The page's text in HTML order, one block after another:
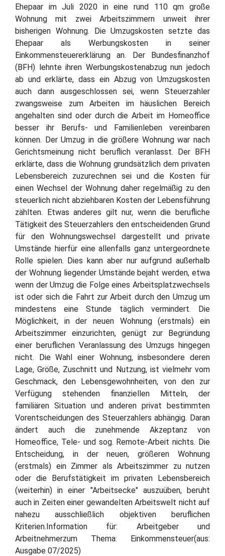
Ehepaar im Juli 2020 in eine rund 110 qm große
Wohnung mit zwei Arbeitszimmern unweit ihrer
bisherigen Wohnung. Die Umzugskosten setzte das
Ehepaar als Werbungskosten in seiner
Einkommensteuererklärung an. Der Bundesfinanzhof
(BFH) lehnte ihren Werbungskostenabzug nun jedoch
ab und erklärte, dass ein Abzug von Umzugskosten
auch dann ausgeschlossen sei, wenn Steuerzahler
zwangsweise zum Arbeiten im häuslichen Bereich
angehalten sind oder durch die Arbeit im Homeoffice
besser ihr Berufs- und Familienleben vereinbaren
können. Der Umzug in die größere Wohnung war nach
Gerichtsmeinung nicht beruflich veranlasst. Der BFH
erklärte, dass die Wohnung grundsätzlich dem privaten
Lebensbereich zuzurechnen sei und die Kosten für
einen Wechsel der Wohnung daher regelmäßig zu den
steuerlich nicht abziehbaren Kosten der Lebensführung
zählten. Etwas anderes gilt nur, wenn die berufliche
Tätigkeit des Steuerzahlers den entscheidenden Grund
für den Wohnungswechsel dargestellt und private
Umstände hierfür eine allenfalls ganz untergeordnete
Rolle spielen. Dies kann aber nur aufgrund außerhalb
der Wohnung liegender Umstände bejaht werden, etwa
wenn der Umzug die Folge eines Arbeitsplatzwechsels
ist oder sich die Fahrt zur Arbeit durch den Umzug um
mindestens eine Stunde täglich vermindert. Die
Möglichkeit, in der neuen Wohnung (erstmals) ein
Arbeitszimmer einzurichten, genügt zur Begründung
einer beruflichen Veranlassung des Umzugs hingegen
nicht. Die Wahl einer Wohnung, insbesondere deren
Lage, Größe, Zuschnitt und Nutzung, ist vielmehr vom
Geschmack, den Lebensgewohnheiten, von den zur
Verfügung stehenden finanziellen Mitteln, der
familiären Situation und anderen privat bestimmten
Vorentscheidungen des Steuerzahlers abhängig. Daran
ändert auch die zunehmende Akzeptanz von
Homeoffice, Tele- und sog. Remote-Arbeit nichts. Die
Entscheidung, in der neuen, größeren Wohnung
(erstmals) ein Zimmer als Arbeitszimmer zu nutzen
oder die Berufstätigkeit im privaten Lebensbereich
(weiterhin) in einer "Arbeitsecke" auszuüben, beruht
auch in Zeiten einer gewandelten Arbeitswelt nicht auf
nahezu ausschließlich objektiven beruflichen
Kriterien.Information für: Arbeitgeber und
Arbeitnehmerzum Thema: Einkommensteuer(aus:
Ausgabe 07/2025)